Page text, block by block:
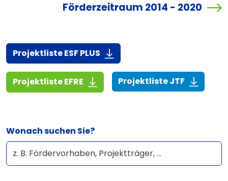
Förderzeitraum 2014 - 2020
Projektliste ESF PLUS (916,7 KiB)
Projektliste EFRE (1,4 MiB)Projektliste JTF(268,6
Wonach suchen Sie?